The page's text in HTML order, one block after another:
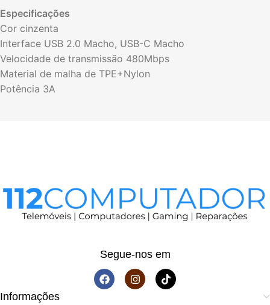
Especificações
Cor cinzenta
Interface USB 2.0 Macho, USB-C Macho
Velocidade de transmissão 480Mbps
Material de malha de TPE+Nylon
Potência 3A
Segue-nos em
Informações